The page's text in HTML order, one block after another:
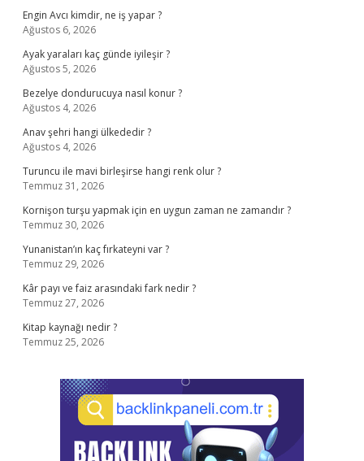
Engin Avcı kimdir, ne iş yapar ?
Ağustos 6, 2026
Ayak yaraları kaç günde iyileşir ?
Ağustos 5, 2026
Bezelye dondurucuya nasıl konur ?
Ağustos 4, 2026
Anav şehri hangi ülkededir ?
Ağustos 4, 2026
Turuncu ile mavi birleşirse hangi renk olur ?
Temmuz 31, 2026
Kornişon turşu yapmak için en uygun zaman ne zamandır ?
Temmuz 30, 2026
Yunanistan’ın kaç fırkateyni var ?
Temmuz 29, 2026
Kâr payı ve faiz arasındaki fark nedir ?
Temmuz 27, 2026
Kitap kaynağı nedir ?
Temmuz 25, 2026